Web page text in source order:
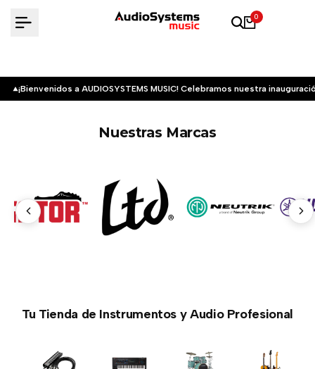
0
¡Bienvenidos a AUDIOSYSTEMS MUSIC! Celebramos nuestra
Nuestras Marcas
Tu Tienda de Instrumentos y Audio Profesional